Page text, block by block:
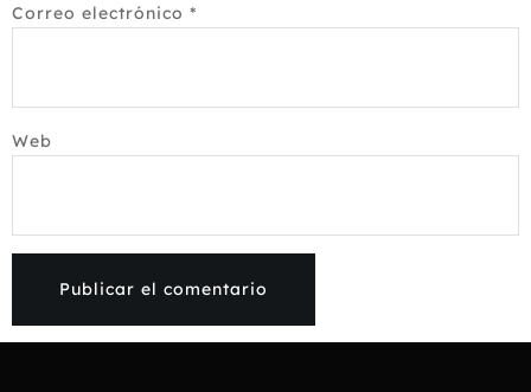
Correo electrónico *
Web